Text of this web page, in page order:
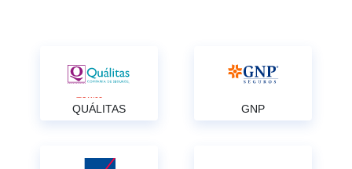
QUÁLITAS GNP